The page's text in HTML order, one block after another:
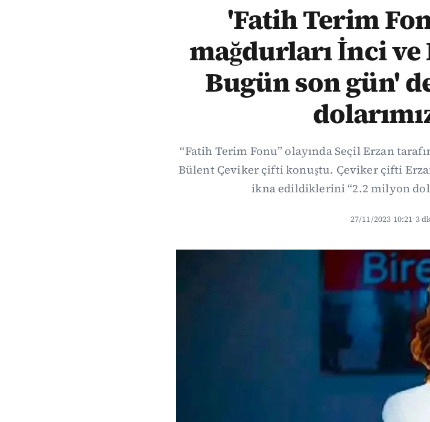
'Fatih Terim
mağdurları İnci
Bugün son gün'
“Fatih Terim Fonu” olayında Seçil Erzan
Bülent Çeviker çifti konuştu. Çeviker çifti
ikna edildiklerini “2.2 milyon
27/11/2023 10:21·3